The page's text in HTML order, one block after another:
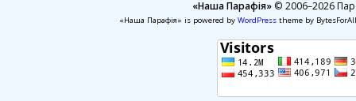
«Наша Парафія»© 2006–2026
«Наша Парафія» is powered by WordPresstheme by